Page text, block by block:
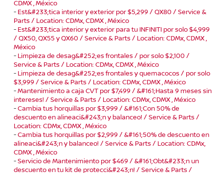
CDMX , México
- Est&#233;tica interior y exterior por $5,299 / QX80 / Service &
Parts / Location: CDMx, CDMX , México
- Est&#233;tica interior y exterior para tu INFINITI por solo $4,999
/ QX50, QX55 y QX60 / Service & Parts / Location: CDMx, CDMX ,
México
- Limpieza de desag&#252;es frontales / por solo $2,100 /
Service & Parts / Location: CDMx, CDMX , México
- Limpieza de desag&#252;es frontales y quemacocos / por solo
$3,999 / Service & Parts / Location: CDMx, CDMX , México
-Mantenimiento a caja CVT por $7,499 / &#161;Hasta 9 meses sin
intereses! / Service & Parts / Location: CDMx, CDMX , México
-Cambia tus horquillas por $3,999 / &#161;Con 50% de
descuento en alineaci&#243;n y balanceo! / Service & Parts /
Location: CDMx, CDMX , México
-Cambia tus horquillas por $2,999 / &#161;50% de descuento en
alineaci&#243;n y balanceo! / Service & Parts / Location: CDMx,
CDMX , México
-Servicio de Mantenimiento por $469 / &#161;Obt&#233;n un
descuento en tu kit de protecci&#243;n! / Service & Parts /